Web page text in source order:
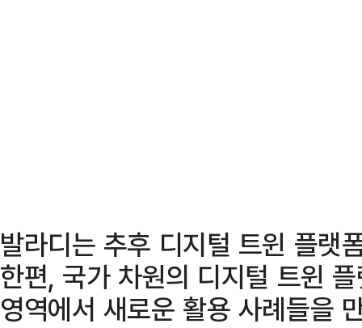
발라디는 추후 디지털 트윈 플랫
한편, 국가 차원의 디지털 트윈
영역에서 새로운 활용 사례들을